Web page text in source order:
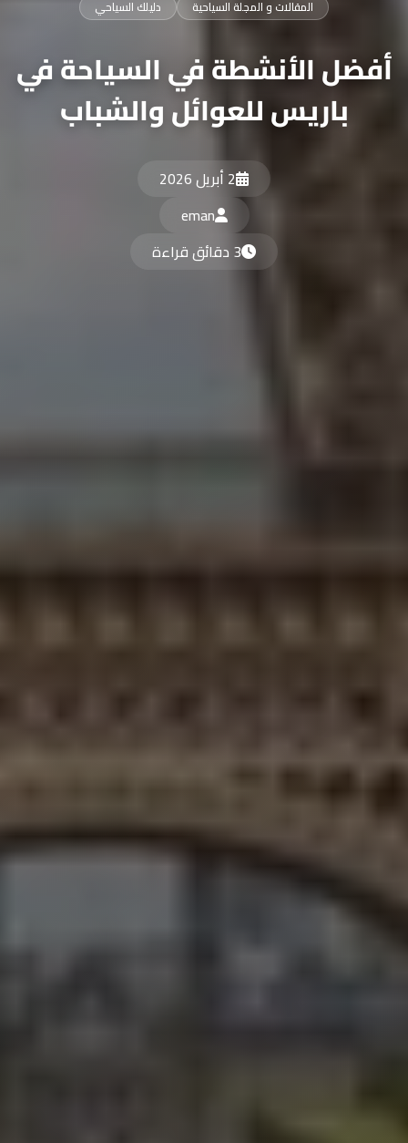
المقالات و المجلة السياحية دليلك السياحي
أفضل الأنشطة في السياحة في
باريس للعوائل والشباب
2 أبريل 2026
eman
3 دقائق قراءة